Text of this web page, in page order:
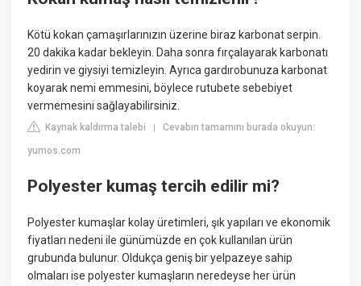
Kötü kokan çamaşırlarınızın üzerine biraz karbonat serpin.
20 dakika kadar bekleyin. Daha sonra fırçalayarak karbonatı
yedirin ve giysiyi temizleyin. Ayrıca gardırobunuza karbonat
koyarak nemi emmesini, böylece rutubete sebebiyet
vermemesini sağlayabilirsiniz.
Kaynak kaldırma talebi |Cevabın tamamını burada okuyun:
yumos.com
Polyester kumaş tercih edilir mi?
Polyester kumaşlar kolay üretimleri, şık yapıları ve ekonomik
fiyatları nedeni ile günümüzde en çok kullanılan ürün
grubunda bulunur. Oldukça geniş bir yelpazeye sahip
olmaları ise polyester kumaşların neredeyse her ürün